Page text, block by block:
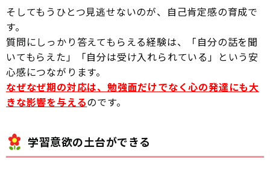
そしてもうひとつ見逃せないのが、自己肯定感の育成で
す。
質問にしっかり答えてもらえる経験は、「自分の話を聞
いてもらえた」「自分は受け入れられている」という安
心感につながります。
なぜなぜ期の対応は、勉強面だけでなく心の発達にも大
きな影響を与えるのです。
学習意欲の土台ができる